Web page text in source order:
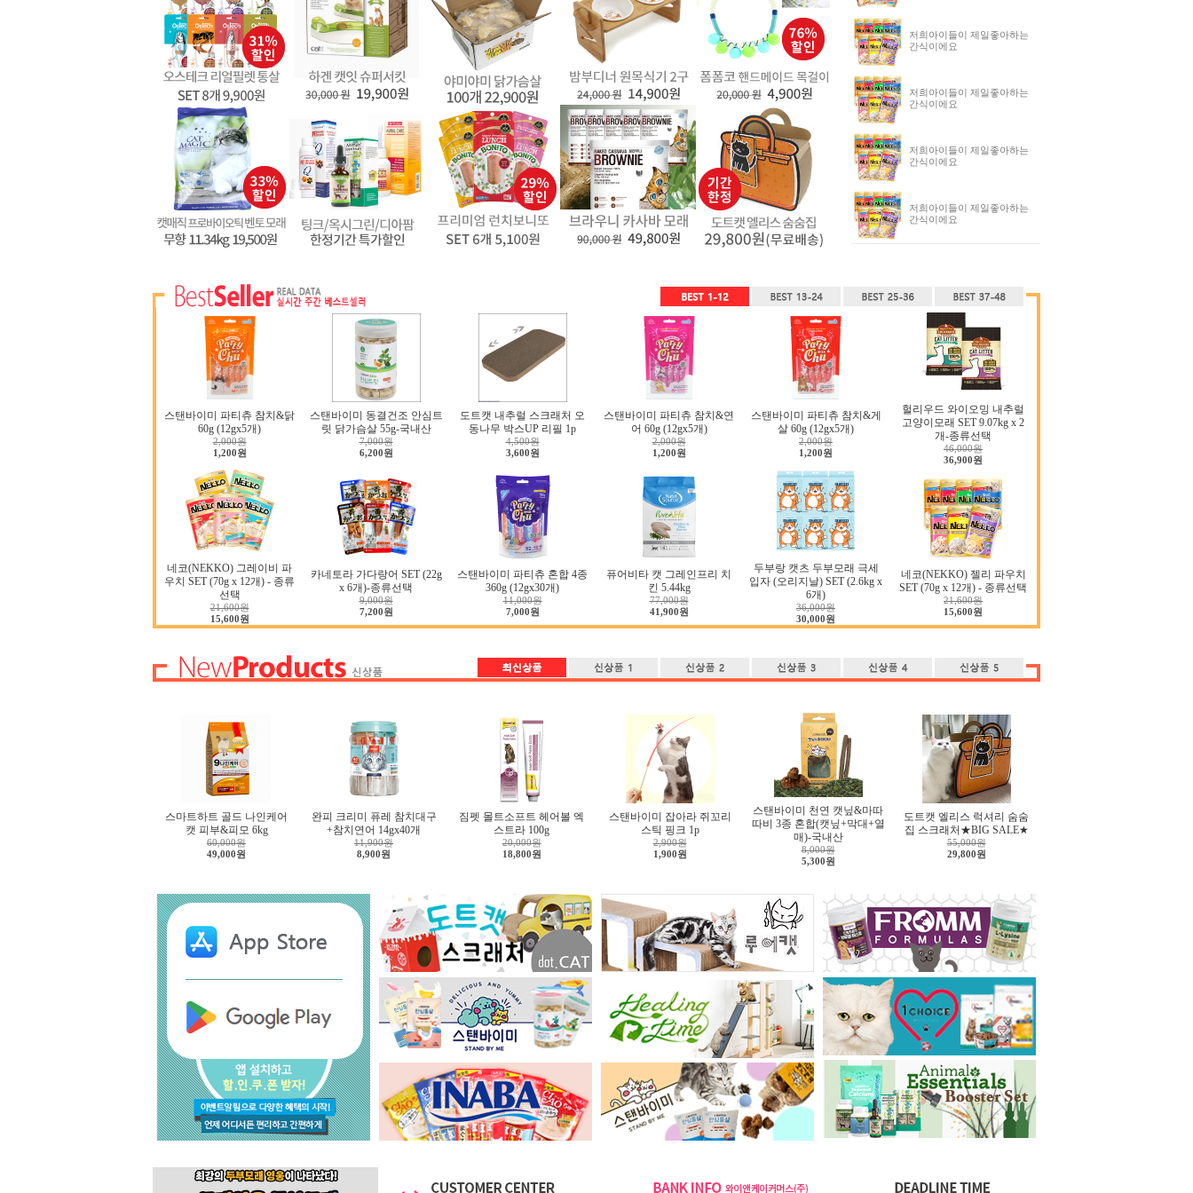
저희아이들이 제일좋아하는
간식이에요
저희아이들이 제일좋아하는
간식이에요
저희아이들이 제일좋아하는
간식이에요
저희아이들이 제일좋아하는
간식이에요
스탠바이미 파티츄 참치&닭
60g (12gx5개)
2,000원
1,200원
스탠바이미 동결건조 안심트
릿 닭가슴살 55g-국내산
7,000원
6,200원
도트캣 내추럴 스크래처 오
동나무 박스UP 리필 1p
4,500원
3,600원
스탠바이미 파티츄 참치&연
어 60g (12gx5개)
2,000원
1,200원
스탠바이미 파티츄 참치&게
살 60g (12gx5개)
2,000원
1,200원
헐리우드 와이오밍 내추럴
고양이모래 SET 9.07kg x 2
개-종류선택
46,000원
36,900원
네코(NEKKO) 그레이비 파
우치 SET (70g x 12개) - 종류
선택
21,600원
15,600원
카네토라 가다랑어 SET (22g
x 6개)-종류선택
9,000원
7,200원
스탠바이미 파티츄 혼합 4종
360g (12gx30개)
11,000원
7,000원
퓨어비타 캣 그레인프리 치
킨 5.44kg
77,000원
41,900원
두부랑 캣츠 두부모래 극세
입자 (오리지날) SET (2.6kg x
6개)
36,000원
30,000원
네코(NEKKO) 젤리 파우치
SET (70g x 12개) - 종류선택
21,600원
15,600원
스마트하트 골드 나인케어
캣 피부&피모 6kg
60,000원
49,000원
완피 크리미 퓨레 참치대구
+참치연어 14gx40개
11,900원
8,900원
짐펫 몰트소프트 헤어볼 엑
스트라 100g
20,000원
18,800원
스탠바이미 잡아라 쥐꼬리
스틱 핑크 1p
2,900원
1,900원
스탠바이미 천연 캣닢&마따
따비 3종 혼합(캣닢+막대+열
매)-국내산
8,000원
5,300원
도트캣 엘리스 럭셔리 숨숨
집 스크래처★BIG SALE★
55,000원
29,800원